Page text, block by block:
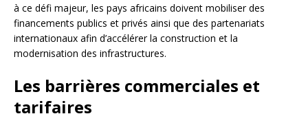
à ce défi majeur, les pays africains doivent mobiliser des
financements publics et privés ainsi que des partenariats
internationaux afin d’accélérer la construction et la
modernisation des infrastructures.
Les barrières commerciales et
tarifaires